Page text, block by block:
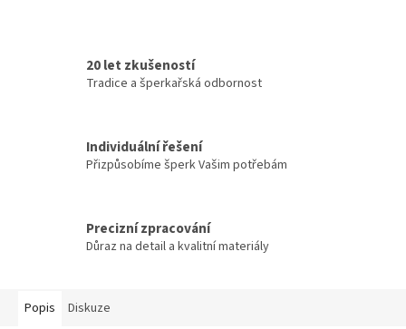
20 let zkušeností
Tradice a šperkařská odbornost
Individuální řešení
Přizpůsobíme šperk Vašim potřebám
Precizní zpracování
Důraz na detail a kvalitní materiály
Popis Diskuze